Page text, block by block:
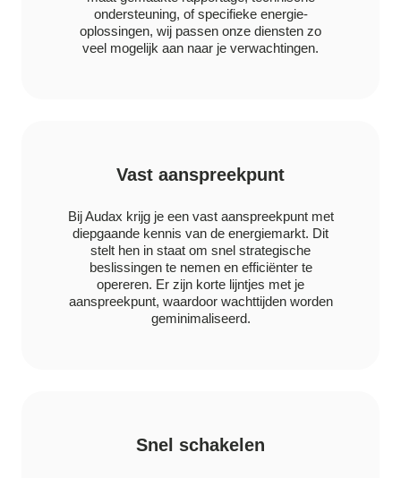
ondersteuning, of specifieke energie-
oplossingen, wij passen onze diensten zo
veel mogelijk aan naar je verwachtingen.
Vast aanspreekpunt
Bij Audax krijg je een vast aanspreekpunt met
diepgaande kennis van de energiemarkt. Dit
stelt hen in staat om snel strategische
beslissingen te nemen en efficiënter te
opereren. Er zijn korte lijntjes met je
aanspreekpunt, waardoor wachttijden worden
geminimaliseerd.
Snel schakelen